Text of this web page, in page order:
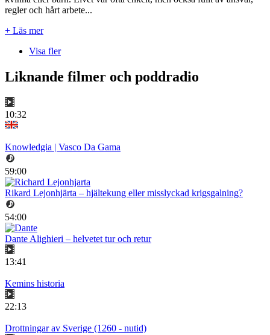
regler och hårt arbete...
+ Läs mer
Visa fler
Liknande filmer och poddradio
10:32
Knowledgia | Vasco Da Gama
59:00
Rikard Lejonhjärta – hjältekung eller misslyckad krigsgalning?
54:00
Dante Alighieri – helvetet tur och retur
13:41
Kemins historia
22:13
Drottningar av Sverige (1260 - nutid)